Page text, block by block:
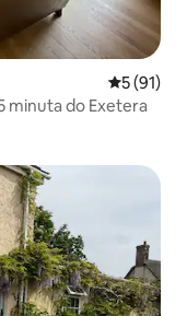
Prosječna
5 (91)
minuta do Exetera